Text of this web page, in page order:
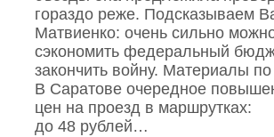
гораздо реже. Подсказываем
Матвиенко: очень сильно
сэкономить федеральный
закончить войну. Материалы
В Саратове очередное
цен на проезд в маршрутках:
до 48 рублей…